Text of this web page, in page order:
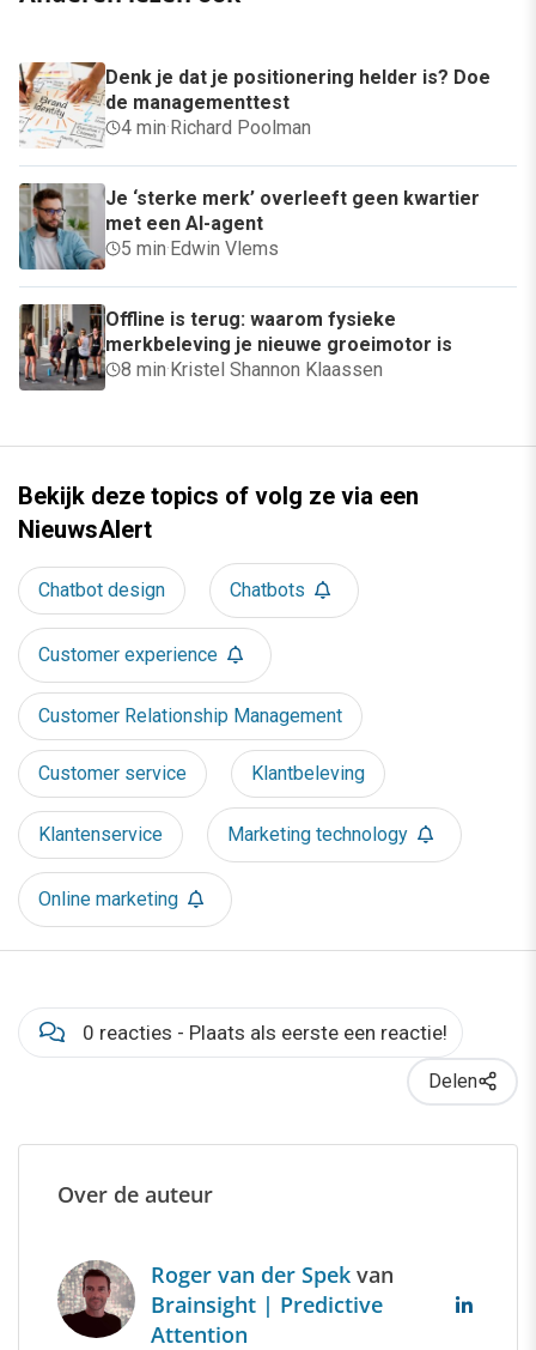
Denk je dat je positionering helder is? Doe
de managementtest
4 min·Richard Poolman
Je ‘sterke merk’ overleeft geen kwartier
met een AI-agent
5 min·Edwin Vlems
Offline is terug: waarom fysieke
merkbeleving je nieuwe groeimotor is
8 min·Kristel Shannon Klaassen
Bekijk deze topics of volg ze via een
NieuwsAlert
Chatbot design Chatbots
Customer experience
Customer Relationship Management
Customer service Klantbeleving
Klantenservice Marketing technology
Online marketing
0 reacties - Plaats als eerste een reactie!
Delen
Over de auteur
Roger van der Spek van
Brainsight | Predictive
Attention